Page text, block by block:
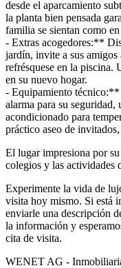
desde el aparcamiento
la planta bien pensada
familia se sientan como en
- Extras acogedores:**
jardín, invite a sus amigos
refrésquese en la piscina.
en su nuevo hogar.
- Equipamiento técnico:**
alarma para su
acondicionado para
práctico aseo de
El lugar impresiona por
colegios y las actividades
Experimente la vida de
visita hoy mismo. Si está
enviarle una descripción
la información y
cita de visita.
WENET AG -